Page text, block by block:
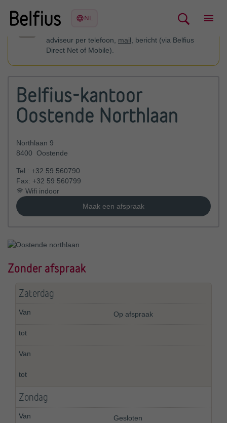
adviseur per telefoon, mail , bericht (via Belfius
Direct Net of Mobile).
Belfius-kantoor
Oostende Northlaan
Northlaan 9
8400
Oostende
Tel.: +32 59 560790
Fax: +32 59 560799
Wifi indoor
Maak een afspraak
Zonder afspraak
Zaterdag
Op afspraak
Zondag
Gesloten